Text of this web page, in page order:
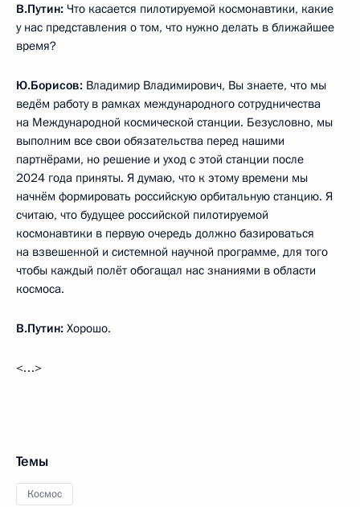
В.Путин: Что касается пилотируемой космонавтики, какие
у нас представления о том, что нужно делать в ближайшее
время?
Ю.Борисов: Владимир Владимирович, Вы знаете, что мы
ведём работу в рамках международного сотрудничества
на Международной космической станции. Безусловно, мы
выполним все свои обязательства перед нашими
партнёрами, но решение и уход с этой станции после
2024 года приняты. Я думаю, что к этому времени мы
начнём формировать российскую орбитальную станцию. Я
считаю, что будущее российской пилотируемой
космонавтики в первую очередь должно базироваться
на взвешенной и системной научной программе, для того
чтобы каждый полёт обогащал нас знаниями в области
космоса.
В.Путин: Хорошо.
<…>
Темы
Космос